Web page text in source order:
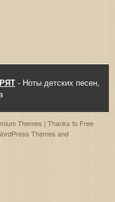
- Ноты детских песен,
Themes | Thanks to Free
Themes and